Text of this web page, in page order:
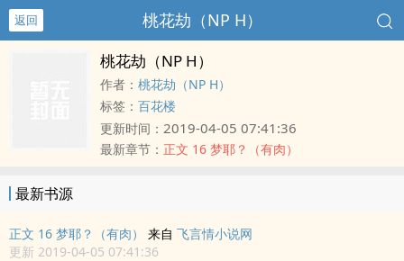
返回 桃花劫（NP H）
桃花劫（NP H）
作者： 桃花劫（NP H）
标签： 百花楼
更新时间： 2019-04-05 07:41:36
最新章节： 正文 16 梦耶？（有肉）
最新书源
正文 16 梦耶？（有肉） 来自 飞言情小说网
更新 2019-04-05 07:41:36